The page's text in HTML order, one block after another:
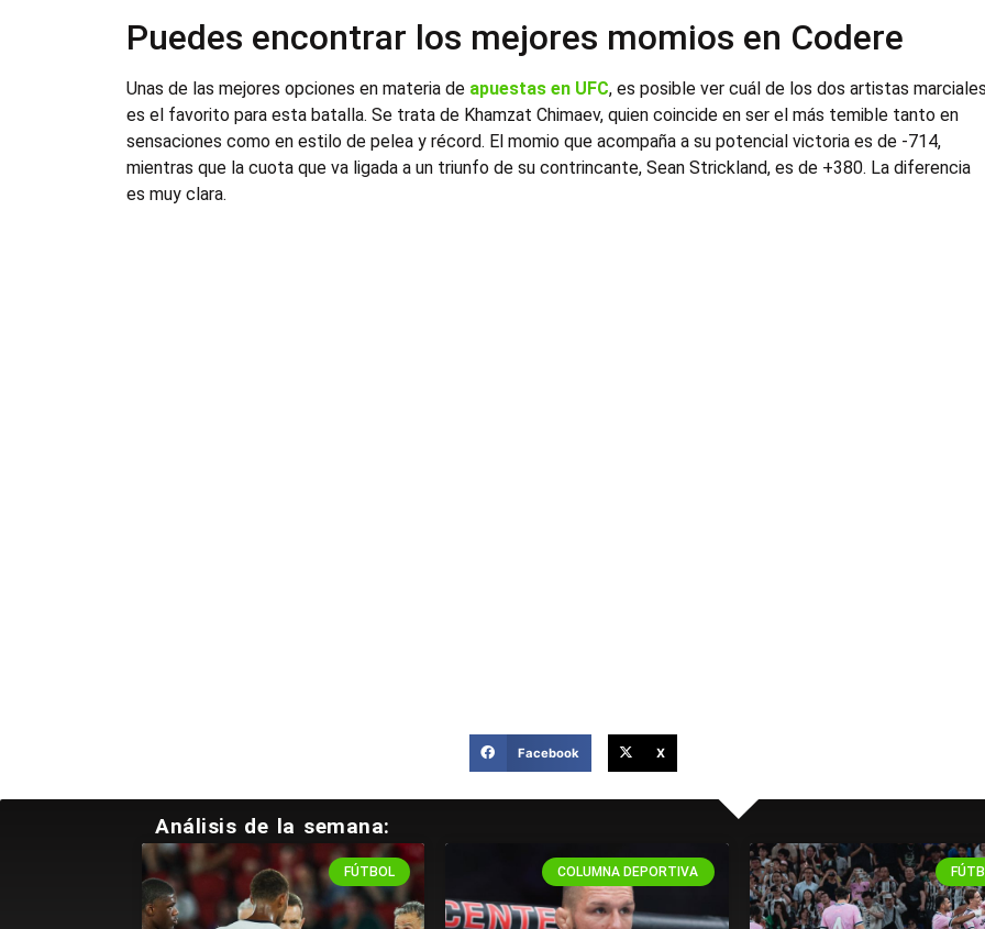
Puedes encontrar los mejores momios en Codere
Unas de las mejores opciones en materia de apuestas en UFC, es posible ver cuál de los dos artistas
es el favorito para esta batalla. Se trata de Khamzat Chimaev, quien coincide en ser el más temible tanto en
sensaciones como en estilo de pelea y récord. El momio que acompaña a su potencial victoria es de -714,
mientras que la cuota que va ligada a un triunfo de su contrincante, Sean Strickland, es de +380. La diferencia
es muy clara.
Facebook X
Análisis de la semana:
FÚTBOL COLUMNA DEPORTIVA